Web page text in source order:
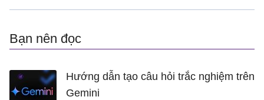
Bạn nên đọc
Hướng dẫn tạo câu hỏi trắc nghiệm trên
Gemini